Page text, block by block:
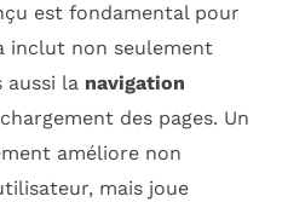
est fondamental pour
inclut non seulement
aussi la navigation
des pages. Un
améliore non
mais joue